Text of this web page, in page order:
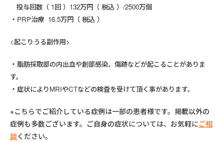
投与回数（ 1回 ）132万円（ 税込 ）/2500万個
PRP治療 16.5万円（ 税込 ）
<起こりうる副作用>
脂肪採取部の内出血や創部感染、傷跡などが起こることがありま
す。
症状によりMRIやCTなどの検査を受けて頂く事があります。
※こちらでご紹介している症例は一部の患者様です。掲載以外の
症例も多数ございます。ご自身の症状については、お気軽にご相
談ください。